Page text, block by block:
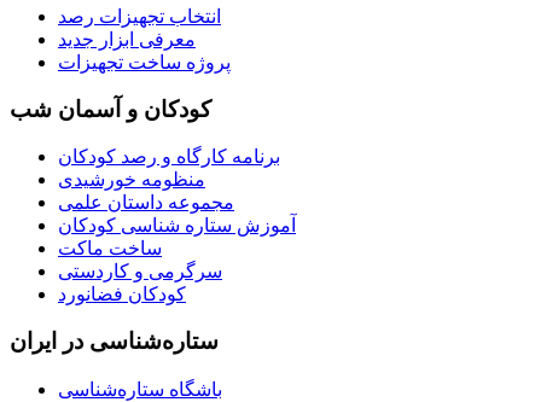
انتخاب تجهیزات رصد
معرفی ابزار جدید
پروژه ساخت تجهیزات
کودکان و آسمان شب
برنامه‌ کارگاه و رصد کودکان
منظومه خورشیدی
مجموعه داستان علمی
آموزش ستاره شناسی کودکان
ساخت ماکت
سرگرمی و کاردستی
کودکان فضانورد
ستاره‌شناسی در ایران
باشگاه ستاره‌شناسی